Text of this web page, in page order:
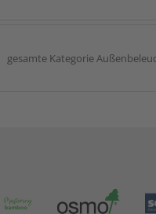
gesamte Kategorie